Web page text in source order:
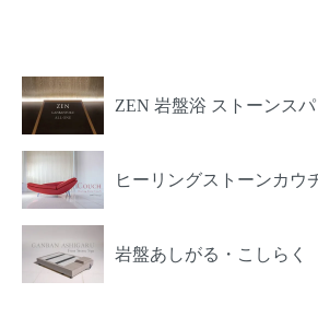
カテゴリー一覧
ZEN 岩盤浴 ストーンスパ
ヒーリングストーンカウ
岩盤あしがる・こしらく